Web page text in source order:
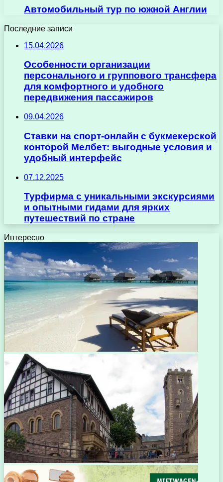
Автомобильный тур по южной Англии
Последние записи
15.04.2026
Особенности организации
персонального и группового трансфера
для комфортного и удобного
передвижения пассажиров
09.04.2026
Ставки на спорт-онлайн с букмекерской
конторой Мелбет: выгодные условия и
удобный интерфейс
07.12.2025
Турфирма с уникальными экскурсиями
и опытными гидами для ярких
путешествий по стране
Интересно